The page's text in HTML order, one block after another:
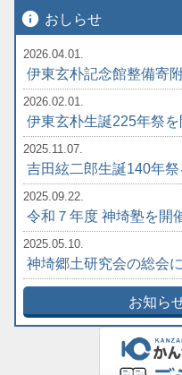
info おしらせ
2026.04.01.
伊東玄朴記念館整備寄
2026.02.01.
伊東玄朴生誕225年祭を
2025.11.07.
吉田絃二郎生誕140年祭
2025.09.22.
令和７年度 神埼塾を開
2025.05.10.
神埼郷土研究会の総会
お知ら